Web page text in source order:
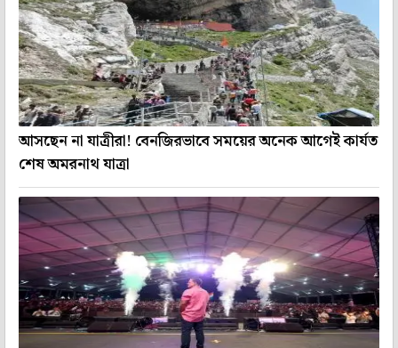
আসছেন না যাত্রীরা! বেনজিরভাবে সময়ের অনেক আগেই কার্যত
শেষ অমরনাথ যাত্রা